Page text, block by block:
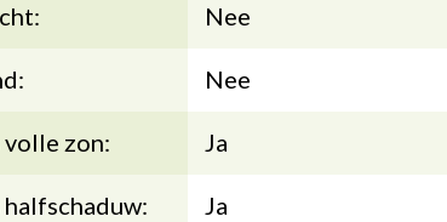
Nee
Nee
zon: Ja
Ja